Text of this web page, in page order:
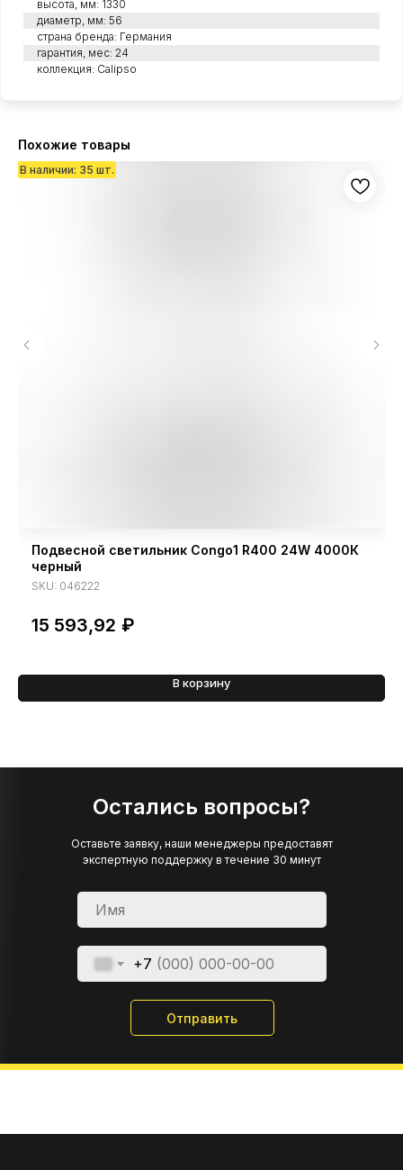
высота, мм: 1330
диаметр, мм: 56
страна бренда: Германия
гарантия, мес: 24
коллекция: Calipso
Похожие товары
Подвесной светильник Congo1 R400 24W 4000К
черный
SKU: 046222
15 593,92 ₽
В корзину
Остались вопросы?
+7
Отправить
Оставьте заявку, наши менеджеры предоставят
экспертную поддержку в течение 30 минут